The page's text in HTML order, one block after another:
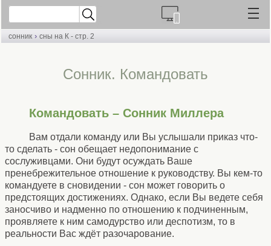
сонник › сны на К - стр. 2
Сонник. Командовать
Командовать – Сонник Миллера
Вам отдали команду или Вы услышали приказ что-
то сделать - сон обещает недопонимание с
сослуживцами. Они будут осуждать Ваше
пренебрежительное отношение к руководству. Вы кем-то
командуете в сновидении - сон может говорить о
предстоящих достижениях. Однако, если Вы ведете себя
заносчиво и надменно по отношению к подчиненным,
проявляете к ним самодурство или деспотизм, то в
реальности Вас ждёт разочарование.